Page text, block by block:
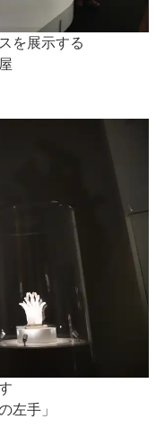
を展示する
左手」